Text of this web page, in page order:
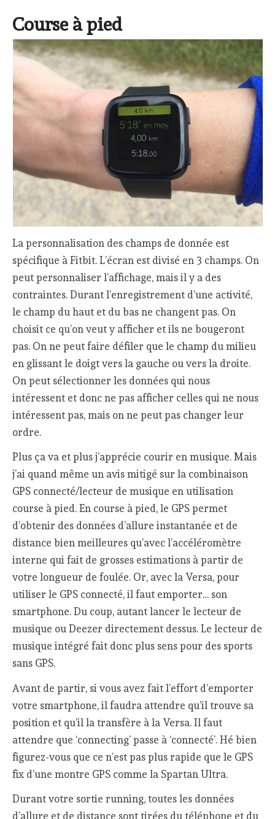
Course à pied
La personnalisation des champs de donnée est
spécifique à Fitbit. L’écran est divisé en 3 champs. On
peut personnaliser l’affichage, mais il y a des
contraintes. Durant l’enregistrement d’une activité,
le champ du haut et du bas ne changent pas. On
choisit ce qu’on veut y afficher et ils ne bougeront
pas. On ne peut faire défiler que le champ du milieu
en glissant le doigt vers la gauche ou vers la droite.
On peut sélectionner les données qui nous
intéressent et donc ne pas afficher celles qui ne nous
intéressent pas, mais on ne peut pas changer leur
ordre.
Plus ça va et plus j’apprécie courir en musique. Mais
j’ai quand même un avis mitigé sur la combinaison
GPS connecté/lecteur de musique en utilisation
course à pied. En course à pied, le GPS permet
d’obtenir des données d’allure instantanée et de
distance bien meilleures qu’avec l’accéléromètre
interne qui fait de grosses estimations à partir de
votre longueur de foulée. Or, avec la Versa, pour
utiliser le GPS connecté, il faut emporter… son
smartphone. Du coup, autant lancer le lecteur de
musique ou Deezer directement dessus. Le lecteur de
musique intégré fait donc plus sens pour des sports
sans GPS.
Avant de partir, si vous avez fait l’effort d’emporter
votre smartphone, il faudra attendre qu’il trouve sa
position et qu’il la transfère à la Versa. Il faut
attendre que ‘connecting’ passe à ‘connecté’. Hé bien
figurez-vous que ce n’est pas plus rapide que le GPS
fix d’une montre GPS comme la Spartan Ultra.
Durant votre sortie running, toutes les données
d’allure et de distance sont tirées du téléphone et du